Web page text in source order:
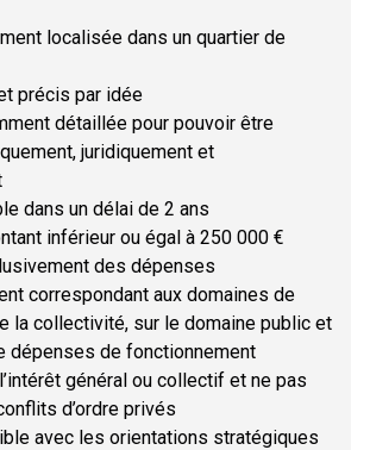
localisée dans un quartier de
précis par idée
détaillée pour pouvoir être
juridiquement et
dans un délai de 2 ans
inférieur ou égal à 250 000 €
des dépenses
correspondant aux domaines de
la collectivité, sur le domaine public et
dépenses de fonctionnement
général ou collectif et ne pas
d’ordre privés
avec les orientations stratégiques